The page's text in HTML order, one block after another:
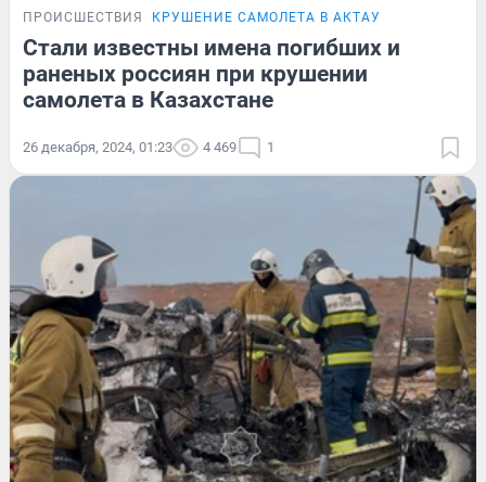
ПРОИСШЕСТВИЯ КРУШЕНИЕ САМОЛЕТА В АКТАУ
Стали известны имена погибших и
раненых россиян при крушении
самолета в Казахстане
26 декабря, 2024, 01:23 4 469 1